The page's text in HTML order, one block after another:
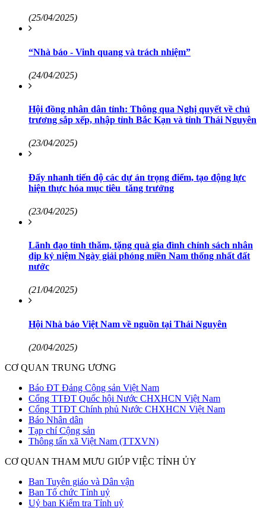
(25/04/2025)
“Nhà báo - Vinh quang và trách nhiệm”
(24/04/2025)
Hội đồng nhân dân tỉnh: Thông qua Nghị quyết về chủ
trương sắp xếp, nhập tỉnh Bắc Kạn và tỉnh Thái Nguyên
(23/04/2025)
Đẩy nhanh tiến độ các dự án trọng điểm, tạo động lực
hiện thực hóa mục tiêu tăng trưởng
(23/04/2025)
Lãnh đạo tỉnh thăm, tặng quà gia đình chính sách nhân
dịp kỷ niệm Ngày giải phóng miền Nam thống nhất đất
nước
(21/04/2025)
Hội Nhà báo Việt Nam về nguồn tại Thái Nguyên
(20/04/2025)
CƠ QUAN TRUNG ƯƠNG
Báo ĐT Đảng Cộng sản Việt Nam
Cổng TTĐT Quốc hội Nước CHXHCN Việt Nam
Cổng TTĐT Chính phủ Nước CHXHCN Việt Nam
Báo Nhân dân
Tạp chí Cộng sản
Thông tấn xã Việt Nam (TTXVN)
CƠ QUAN THAM MƯU GIÚP VIỆC TỈNH ỦY
Ban Tuyên giáo và Dân vận
Ban Tổ chức Tỉnh uỷ
Uỷ ban Kiểm tra Tỉnh uỷ